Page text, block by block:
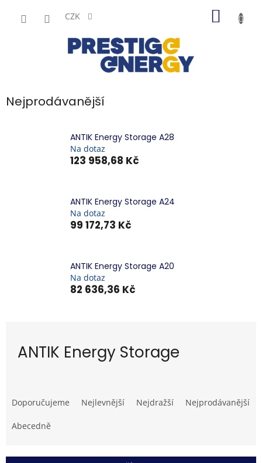
CZK
Nejprodávanější
ANTIK Energy Storage A28
Na dotaz
123 958,68 Kč
ANTIK Energy Storage A24
Na dotaz
99 172,73 Kč
ANTIK Energy Storage A20
Na dotaz
82 636,36 Kč
ANTIK Energy Storage
a
e
í
Doporučujeme Nejlevnější Nejdražší Nejprodávanější
Abecedně